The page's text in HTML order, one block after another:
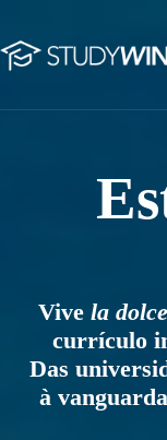
o
conteúdo
estudar em italia
Vive la
currículo
Das
à